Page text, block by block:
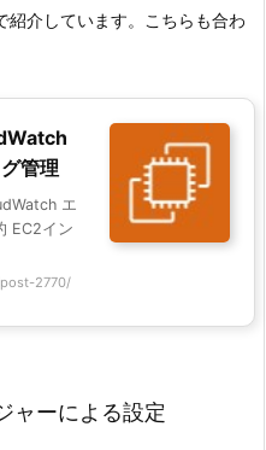
紹介しています。こちらも合わ
管理
エ
EC2イン
2770/
ャーによる設定